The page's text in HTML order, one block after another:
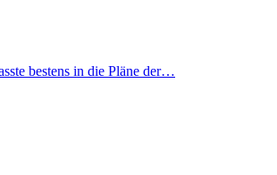
bestens in die Pläne der…